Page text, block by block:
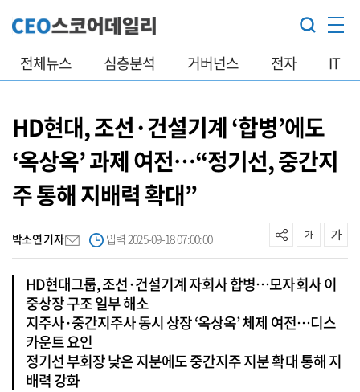
전체뉴스 심층분석 거버넌스 전자 IT
HD현대, 조선·건설기계 ‘합병’에도
‘옥상옥’ 과제 여전…“정기선, 중간지
주 통해 지배력 확대”
박소연 기자 입력 2025-09-18 07:00:00
HD현대그룹, 조선·건설기계 자회사 합병…모자회사 이
중상장 구조 일부 해소
지주사·중간지주사 동시 상장 ‘옥상옥’ 체제 여전…디스
카운트 요인
정기선 부회장 낮은 지분에도 중간지주 지분 확대 통해 지
배력 강화